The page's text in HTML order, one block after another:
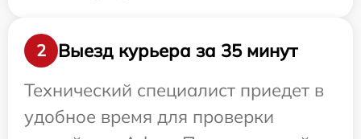
2
Выезд курьера за 35 минут
Технический специалист приедет в
удобное время для проверки